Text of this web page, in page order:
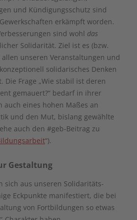
und Kündigungsschutz sind
erkämpft worden.
sind wohl das
Solidarität. Ziel ist es (bzw.
allen unseren Veranstaltungen und
solidarisches Denken
Die Frage „Wie stabil ist deren
gemauert?“ bedarf in ihrer
auch eines hohen Maßes an
und den Mut, bislang gewählte
auch den #geb-Beitrag zu
“).
Gestaltung
sich aus unseren Solidaritäts-
Eckpunkte manifestiert, die bei
von Fortbildungen so etwas